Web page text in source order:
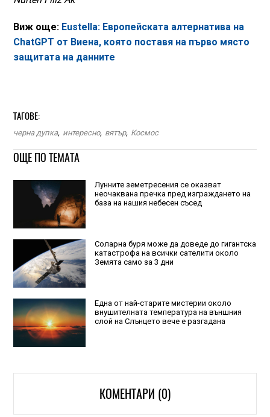
Виж още: Eustella: Европейската алтернатива на
ChatGPT от Виена, която поставя на първо място
защитата на данните
ТАГОВЕ:
черна дупка, интересно, вятър, Космос
ОЩЕ ПО ТЕМАТА
Лунните земетресения се оказват
неочаквана пречка пред изграждането на
база на нашия небесен съсед
Соларна буря може да доведе до гигантска
катастрофа на всички сателити около
Земята само за 3 дни
Една от най-старите мистерии около
внушителната температура на външния
слой на Слънцето вече е разгадана
КОМЕНТАРИ (0)